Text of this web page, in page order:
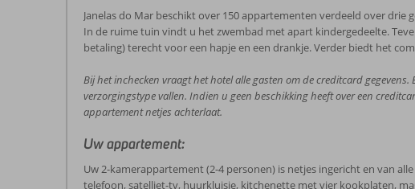
Janelas do Mar beschikt over 150 appartementen verdeeld over
In de ruime tuin vindt u het zwembad met apart kindergedeelte.
betaling) terecht voor een hapje en een drankje. Verder biedt het
Bij het inchecken vraagt het hotel alle gasten om de creditcard
verzorgingstype vallen. Indien u geen beschikking heeft over een
appartement netjes achterlaat.
Uw appartement:
Uw 2-kamerappartement (2-4 personen) is netjes ingericht en van
telefoon, satelliet-tv, huurkluisje, kitchenette met vier kookplaten,